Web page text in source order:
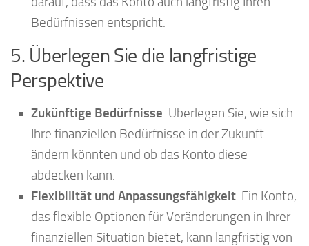
Bedürfnissen entspricht.
5. Überlegen Sie die langfristige
Perspektive
Zukünftige Bedürfnisse: Überlegen Sie, wie sich
Ihre finanziellen Bedürfnisse in der Zukunft
ändern könnten und ob das Konto diese
abdecken kann.
Flexibilität und Anpassungsfähigkeit: Ein Konto,
das flexible Optionen für Veränderungen in Ihrer
finanziellen Situation bietet, kann langfristig von